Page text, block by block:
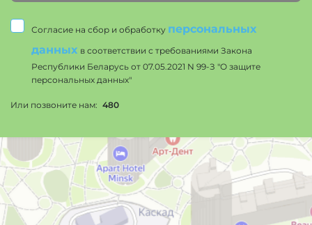
Или позвоните нам: 480
Согласие на сбор и обработку персональных
данных в соответствии с требованиями Закона
Республики Беларусь от 07.05.2021 N 99-З "О защите
персональных данных"